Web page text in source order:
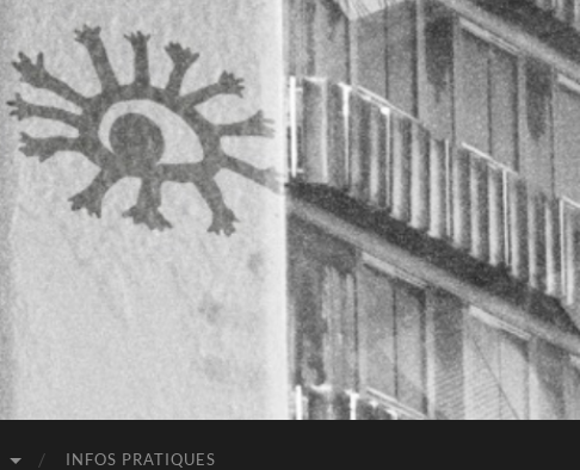
INFOS PRATIQUES